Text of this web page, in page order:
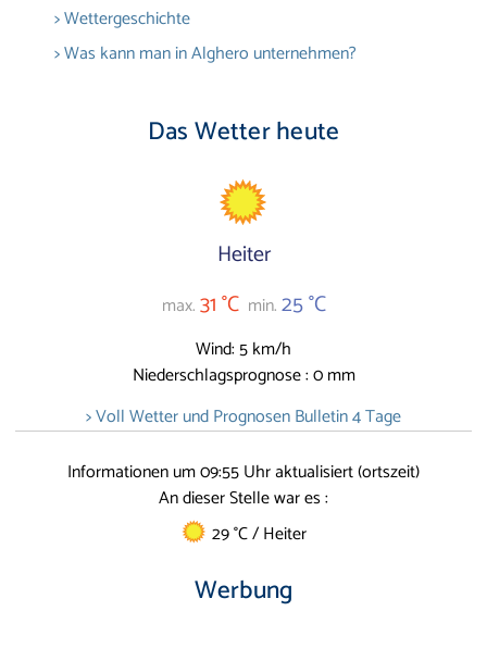
> Wettergeschichte
> Was kann man in Alghero unternehmen?
Das Wetter heute
Heiter
max.31 °C min.25 °C
Wind: 5 km/h
Niederschlagsprognose : 0 mm
> Voll Wetter und Prognosen Bulletin 4 Tage
Informationen um 09:55 Uhr aktualisiert (ortszeit)
An dieser Stelle war es :
29 °C / Heiter
Werbung